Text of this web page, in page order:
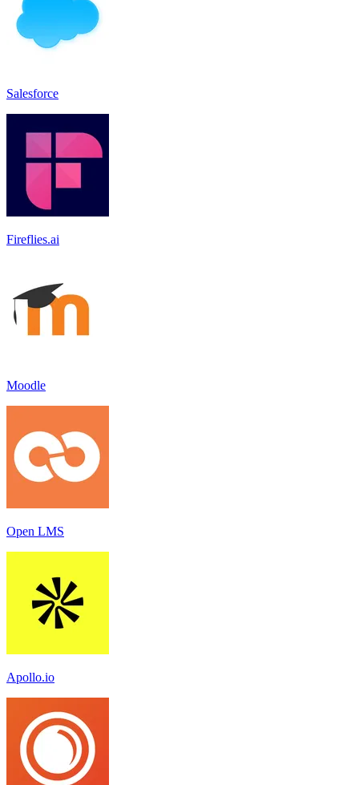
Salesforce
Fireflies.ai
Moodle
Open LMS
Apollo.io